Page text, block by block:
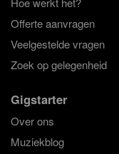
Offerte aanvragen
Veelgestelde vragen
Zoek op gelegenheid
Gigstarter
Over ons
Muziekblog